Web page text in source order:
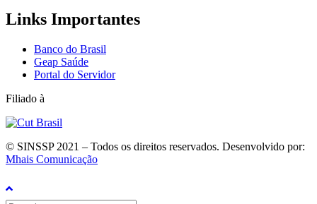
Links Importantes
Banco do Brasil
Geap Saúde
Portal do Servidor
Filiado à
© SINSSP 2021 – Todos os direitos reservados. Desenvolvido por:
Mhais Comunicação